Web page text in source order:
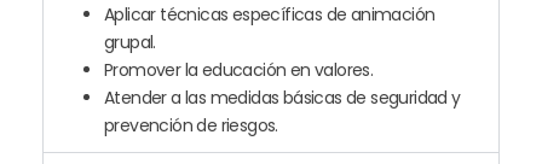
Aplicar técnicas específicas de animación
grupal.
Promover la educación en valores.
Atender a las medidas básicas de seguridad y
prevención de riesgos.